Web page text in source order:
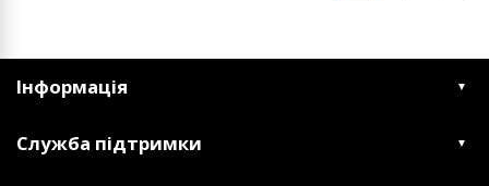
Інформація
Служба підтримки